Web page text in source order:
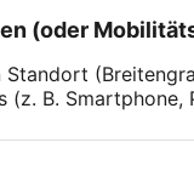
(oder
B.